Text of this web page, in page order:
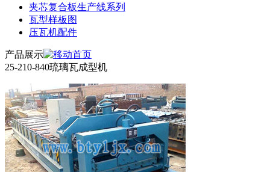
夹芯复合板生产线系列
瓦型样板图
压瓦机配件
产品展示
25-210-840琉璃瓦成型机